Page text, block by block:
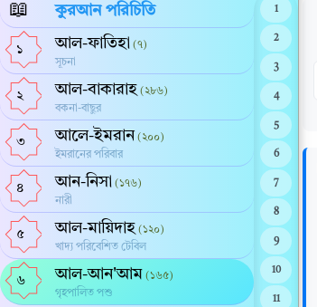
📖 কুরআন পরিচিতি
১ আল-ফাতিহা (৭)
সূচনা
২ আল-বাকারাহ (২৮৬)
বকনা-বাছুর
৩ আলে-ইমরান (২০০)
ইমরানের পরিবার
৪ আন-নিসা (১৭৬)
নারী
৫ আল-মায়িদাহ (১২০)
খাদ্য পরিবেশিত টেবিল
৬ আল-আন'আম (১৬৫)
গৃহপালিত পশু
1
2
3
4
5
6
7
8
9
10
11